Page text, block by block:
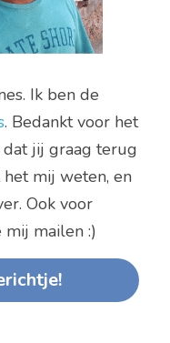
Ik ben de
. Bedankt voor het
jij graag terug
het mij weten, en
Ook voor
mailen :)